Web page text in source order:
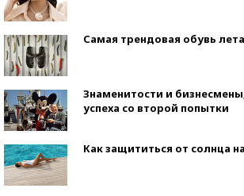
Самая трендовая обувь лета
Знаменитости и
успеха со второй попытки
Как защититься от солнца